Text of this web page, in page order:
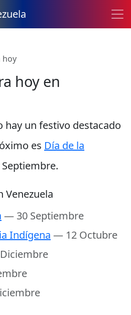
hoy
hoy en
hay un festivo destacado
es Día de la
Septiembre.
Venezuela
— 30 Septiembre
Indígena — 12 Octubre